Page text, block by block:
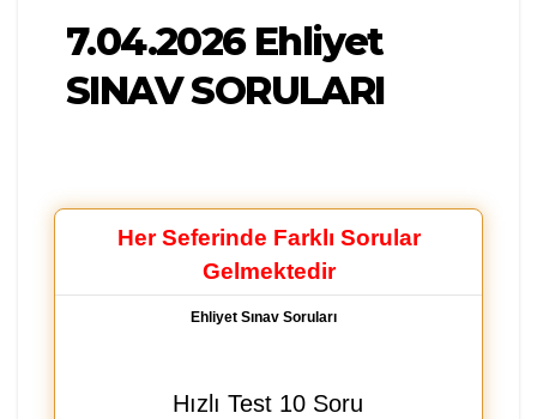
7.04.2026 Ehliyet
SINAV SORULARI
Her Seferinde Farklı Sorular
Gelmektedir
Ehliyet Sınav Soruları
Hızlı Test 10 Soru